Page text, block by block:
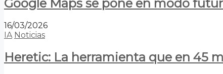
Google Maps se pone en modo
16/03/2026
IA Noticias
Heretic: La herramienta que en 45